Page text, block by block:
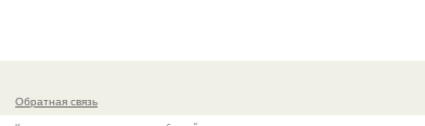
Обратная связь